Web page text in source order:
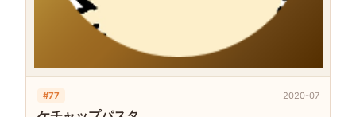
#77 2020-07